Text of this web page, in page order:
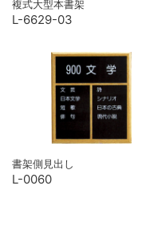
複式大型本書架
L-6629-03
書架側見出し
L-0060